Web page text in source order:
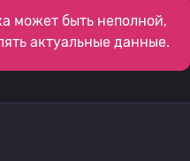
может быть неполной,
актуальные данные.